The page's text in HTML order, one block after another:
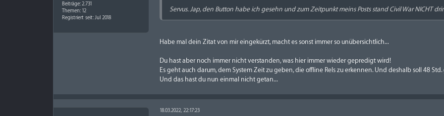
Beiträge: 2.731
Themen: 12
Registriert seit: Jul 2018
Servus. Jap, den Button habe ich gesehn und zum Zeitpunkt meins Posts stand Civil War NICHT
Habe mal dein Zitat von mir eingekürzt, macht es sonst immer so unübersichtlich...
Du hast aber noch immer nicht verstanden, was hier immer wieder gepredigt wird!
Es geht auch darum, dem System Zeit zu geben, die offline Rels zu erkennen. Und deshalb soll 48
Und das hast du nun einmal nicht getan...
18.03.2022, 22:17:23